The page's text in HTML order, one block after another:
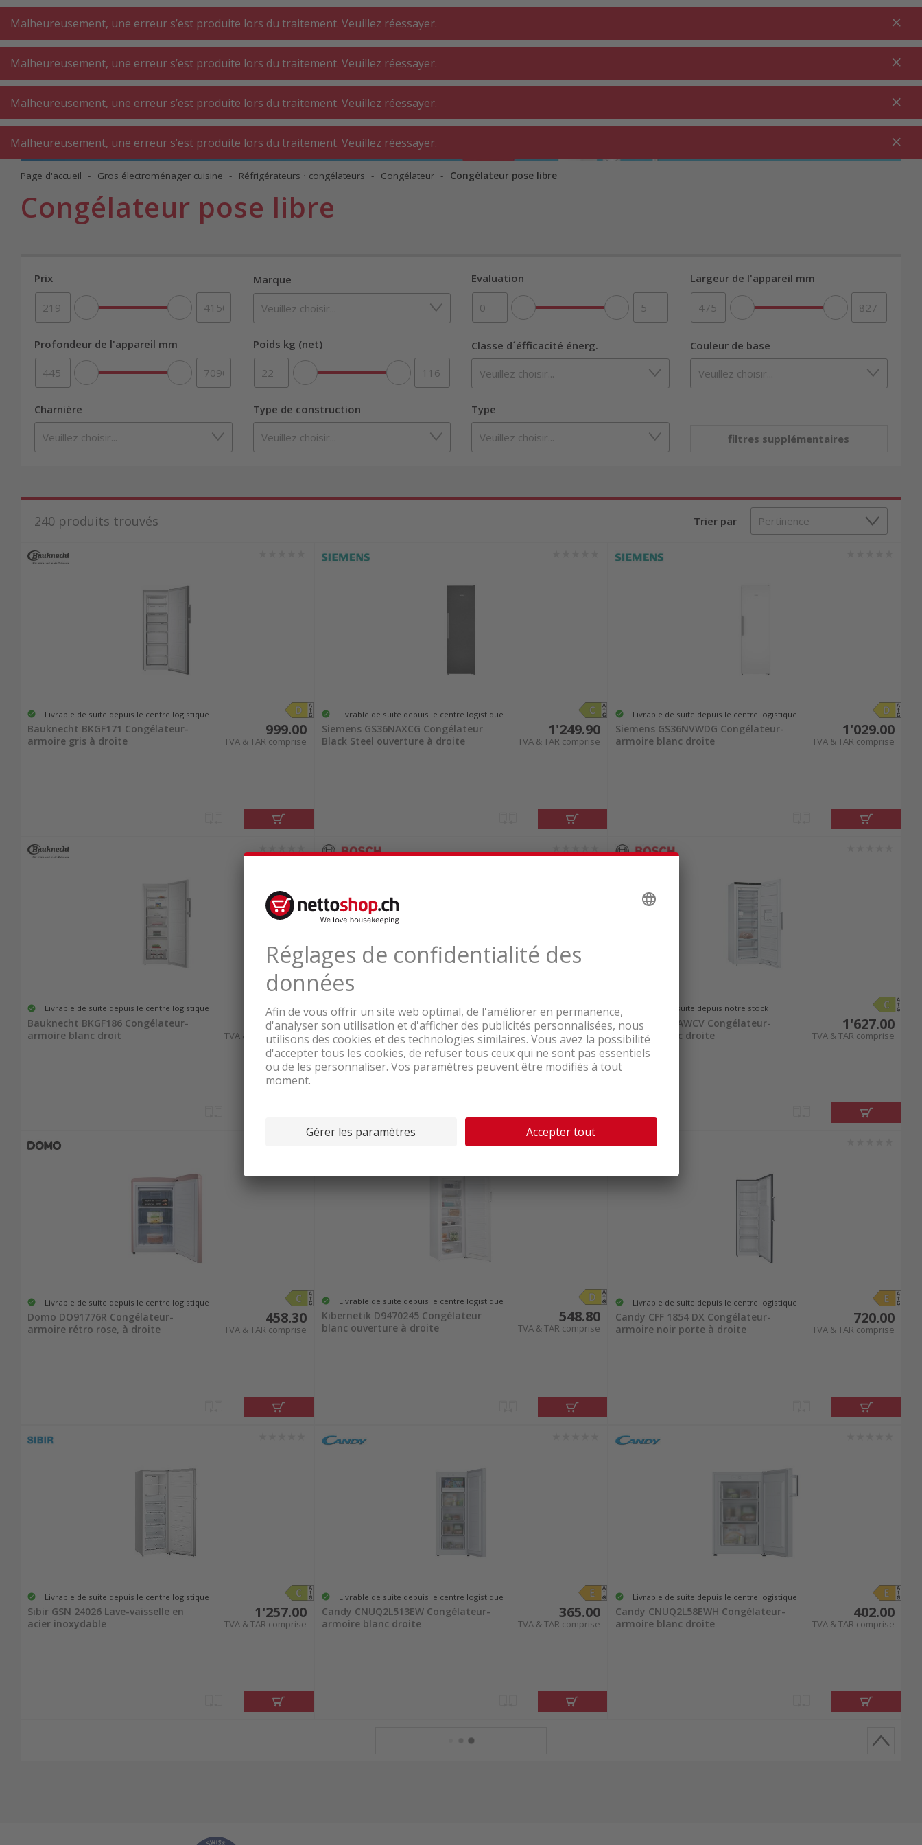
A +++
A+++
A +++
A+++
MyPost
MyPost
Au panier
GROS
ÉLECTROMÉNAGER
PETIT
ÉLECTROMÉNAGER
CUISINE
BUANDERIE ⋅
ATELIER
SALLE DE BAIN
Page d'accueil Gros électroménager cuisine Réfrigérateurs ⋅ congélateurs Congélateur Congélateur pose libre
Congélateur pose libre
Prix Marque Evaluation Largeur de l'appareil mm
Profondeur de l'appareil mm Poids kg (net) Classe d´éfficacité énerg. Couleur de base
Charnière Type de construction Type
filtres supplémentaires
240 produits trouvés Trier par
Livrable de suite depuis le centre logistique
Bauknecht BKGF171 Congélateur-
armoire gris à droite
999.00
TVA & TAR comprise
Livrable de suite depuis le centre logistique
Siemens GS36NAXCG Congélateur
Black Steel ouverture à droite
1'249.90
TVA & TAR comprise
Livrable de suite depuis le centre logistique
Siemens GS36NVWDG Congélateur-
armoire blanc droite
1'029.00
TVA & TAR comprise
Livrable de suite depuis le centre logistique
Bauknecht BKGF186 Congélateur-
armoire blanc droit
880.00
TVA & TAR comprise
Livrable de suite depuis notre stock
Bosch GSN54AWCV Congélateur-
armoire blanc droite
1'099.00
TVA & TAR comprise
Livrable de suite depuis notre stock
Bosch GSN58AWCV Congélateur-
armoire blanc droite
1'627.00
TVA & TAR comprise
Livrable de suite depuis le centre logistique
Domo DO91776R Congélateur-
armoire rétro rose, à droite
458.30
TVA & TAR comprise
Livrable de suite depuis le centre logistique
Kibernetik D9470245 Congélateur
blanc ouverture à droite
548.80
TVA & TAR comprise
Livrable de suite depuis le centre logistique
Candy CFF 1854 DX Congélateur-
armoire noir porte à droite
720.00
TVA & TAR comprise
Livrable de suite depuis le centre logistique
Sibir GSN 24026 Lave-vaisselle en
acier inoxydable
1'257.00
TVA & TAR comprise
Livrable de suite depuis le centre logistique
Candy CNUQ2L513EW Congélateur-
armoire blanc droite
365.00
TVA & TAR comprise
Livrable de suite depuis le centre logistique
Candy CNUQ2L58EWH Congélateur-
armoire blanc droite
402.00
TVA & TAR comprise
Malheureusement, une erreur s’est produite lors du traitement. Veuillez réessayer.
Malheureusement, une erreur s’est produite lors du traitement. Veuillez réessayer.
Malheureusement, une erreur s’est produite lors du traitement. Veuillez réessayer.
Malheureusement, une erreur s’est produite lors du traitement. Veuillez réessayer.